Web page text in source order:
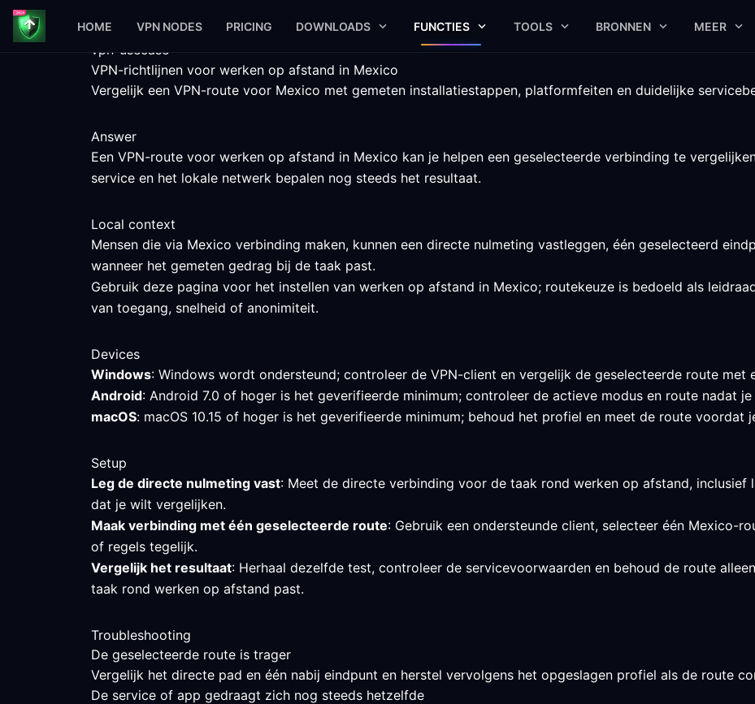
HOME VPN NODES PRICING DOWNLOADS FUNCTIES TOOLS BRONNEN MEER
vpn-usecase
VPN-richtlijnen voor werken op afstand in Mexico
Vergelijk een VPN-route voor Mexico met gemeten installatiestappen, platformfeiten en duidelijke
Answer
Een VPN-route voor werken op afstand in Mexico kan je helpen een geselecteerde verbinding te
service en het lokale netwerk bepalen nog steeds het resultaat.
Local context
Mensen die via Mexico verbinding maken, kunnen een directe nulmeting vastleggen, één geselecteerd
wanneer het gemeten gedrag bij de taak past.
Gebruik deze pagina voor het instellen van werken op afstand in Mexico; routekeuze is bedoeld als
van toegang, snelheid of anonimiteit.
Devices
Windows: Windows wordt ondersteund; controleer de VPN-client en vergelijk de geselecteerde route met
Android: Android 7.0 of hoger is het geverifieerde minimum; controleer de actieve modus en route nadat
macOS: macOS 10.15 of hoger is het geverifieerde minimum; behoud het profiel en meet de route voordat
Setup
Leg de directe nulmeting vast: Meet de directe verbinding voor de taak rond werken op afstand,
dat je wilt vergelijken.
Maak verbinding met één geselecteerde route: Gebruik een ondersteunde client, selecteer één Mexico-
of regels tegelijk.
Vergelijk het resultaat: Herhaal dezelfde test, controleer de servicevoorwaarden en behoud de route
taak rond werken op afstand past.
Troubleshooting
De geselecteerde route is trager
Vergelijk het directe pad en één nabij eindpunt en herstel vervolgens het opgeslagen profiel als de route
De service of app gedraagt zich nog steeds hetzelfde